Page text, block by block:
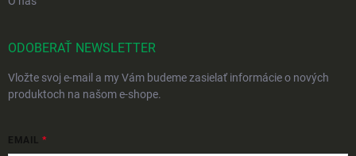
ODOBERAŤ NEWSLETTER
Vložte svoj e-mail a my Vám budeme zasielať informácie o nových
produktoch na našom e-shope.
EMAIL